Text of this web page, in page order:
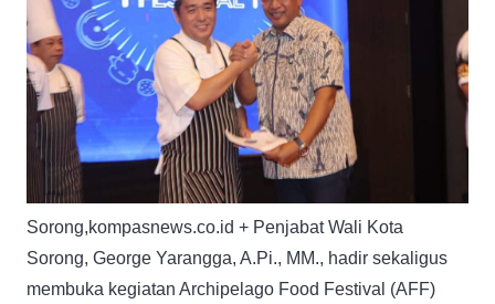
Sorong,kompasnews.co.id + Penjabat Wali Kota
Sorong, George Yarangga, A.Pi., MM., hadir sekaligus
membuka kegiatan Archipelago Food Festival (AFF)